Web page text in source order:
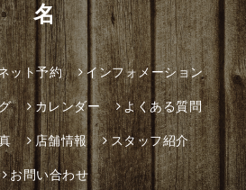
名
ット予約 インフォメーション
カレンダー よくある質問
店舗情報 スタッフ紹介
お問い合わせ